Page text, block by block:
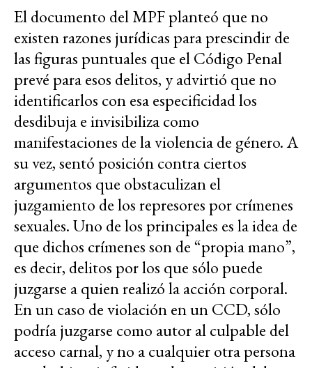
El documento del MPF planteó que no
existen razones jurídicas para prescindir de
las figuras puntuales que el Código Penal
prevé para esos delitos, y advirtió que no
identificarlos con esa especificidad los
desdibuja e invisibiliza como
manifestaciones de la violencia de género. A
su vez, sentó posición contra ciertos
argumentos que obstaculizan el
juzgamiento de los represores por crímenes
sexuales. Uno de los principales es la idea de
que dichos crímenes son de “propia mano”,
es decir, delitos por los que sólo puede
juzgarse a quien realizó la acción corporal.
En un caso de violación en un CCD, sólo
podría juzgarse como autor al culpable del
acceso carnal, y no a cualquier otra persona